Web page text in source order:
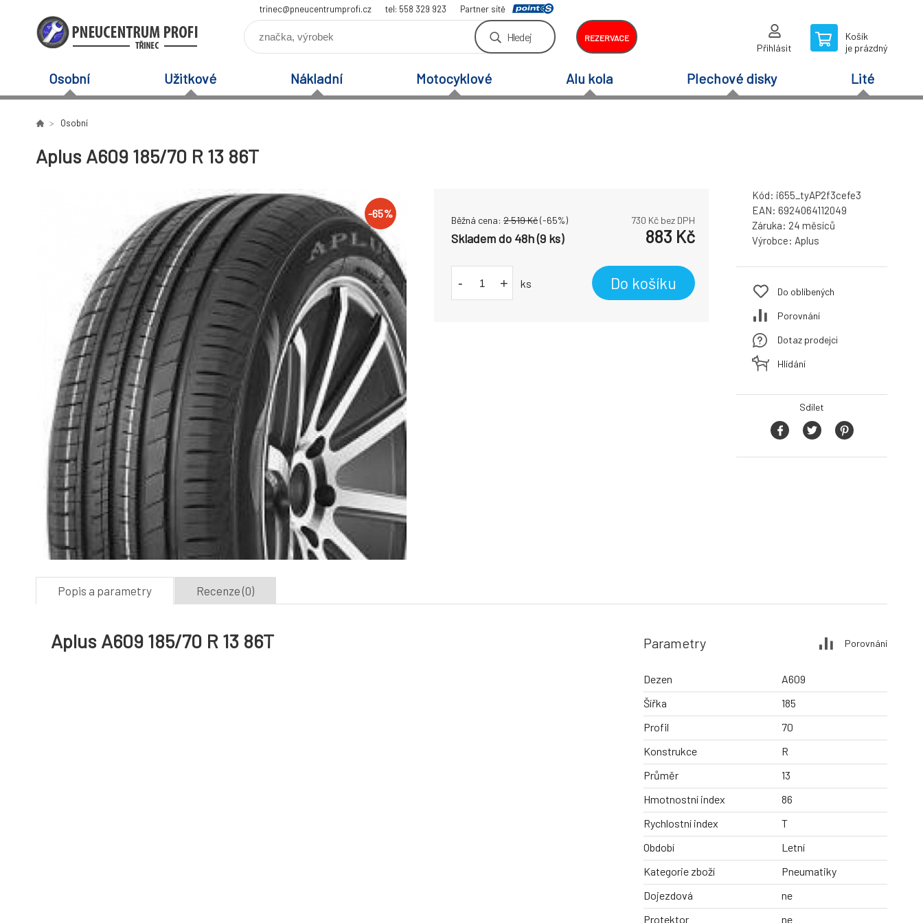
trinec@pneucentrumprofi.cz tel: 558 329 923 Partner sítě
Hledej REZERVACE
Přihlásit
Košík
je prázdný
Osobní Užitkové Nákladní Motocyklové Alu kola Plechové disky Lité
Osobní
Aplus A609 185/70 R 13 86T
-65%
Běžná cena: 2 519Kč(-65%) 730 Kč bez DPH
Skladem do 48h (9 ks) 883 Kč
- + ks Do košíku
Kód: i655_tyAP2f3cefe3
EAN: 6924064112049
Záruka: 24 měsíců
Výrobce: Aplus
Do oblíbených
Porovnání
Dotaz prodejci
Hlídání
Sdílet
Popis a parametry Recenze (0)
Aplus A609 185/70 R 13 86T Parametry Porovnání
Dezen
A609
Šířka
185
Profil
70
Konstrukce
R
Průměr
13
Hmotnostní index
86
Rychlostní index
T
Období
Letní
Kategorie zboží
Pneumatiky
Dojezdová
ne
Protektor
ne